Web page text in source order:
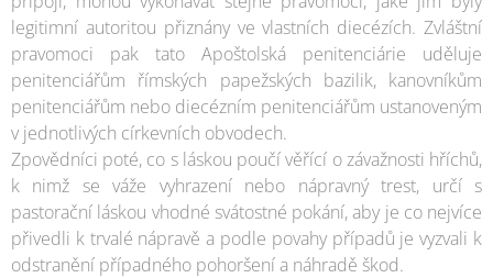
legitimní autoritou přiznány ve vlastních diecézích. Zvláštní
pravomoci pak tato Apoštolská penitenciárie uděluje
penitenciářům římských papežských bazilik, kanovníkům
penitenciářům nebo diecézním penitenciářům ustanoveným
v jednotlivých církevních obvodech.
Zpovědníci poté, co s láskou poučí věřící o závažnosti hříchů,
k nimž se váže vyhrazení nebo nápravný trest, určí s
pastorační láskou vhodné svátostné pokání, aby je co nejvíce
přivedli k trvalé nápravě a podle povahy případů je vyzvali k
odstranění případného pohoršení a náhradě škod.